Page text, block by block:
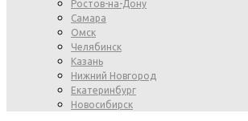
Ростов-на-Дону
Самара
Омск
Челябинск
Казань
Нижний Новгород
Екатеринбург
Новосибирск